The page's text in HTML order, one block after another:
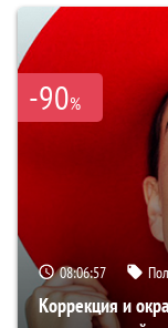
-90%
08:06:56
Коррекция и